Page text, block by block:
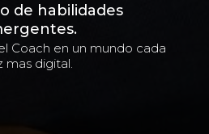
de habilidades
Coach en un mundo cada
mas digital.